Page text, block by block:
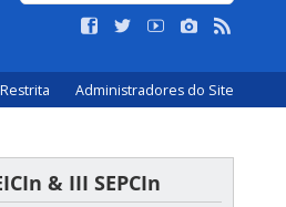
Administradores do Site
& III SEPCIn